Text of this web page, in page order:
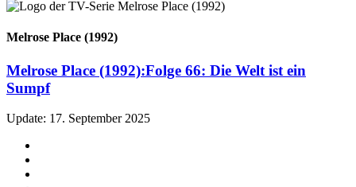
Melrose Place (1992)
Melrose Place (1992):Folge 66: Die Welt ist ein
Sumpf
Update: 17. September 2025